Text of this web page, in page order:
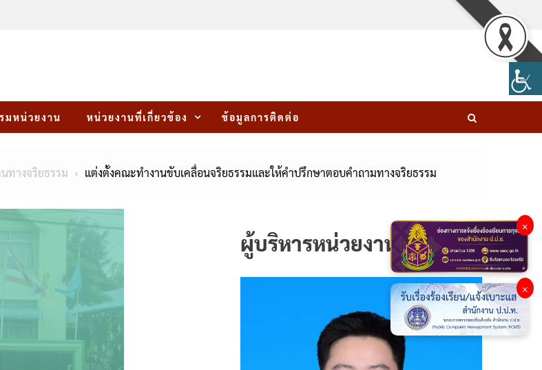
มหน่วยงาน หน่วยงานที่เกี่ยวข้อง ข้อมูลการติดต่อ
ทางจริยธรรม แต่งตั้งคณะทำงานขับเคลื่อนจริยธรรมและให้คำปรึกษาตอบคำถามทางจริยธรรม
ผู้บริหารหน่วยงาน
×
×